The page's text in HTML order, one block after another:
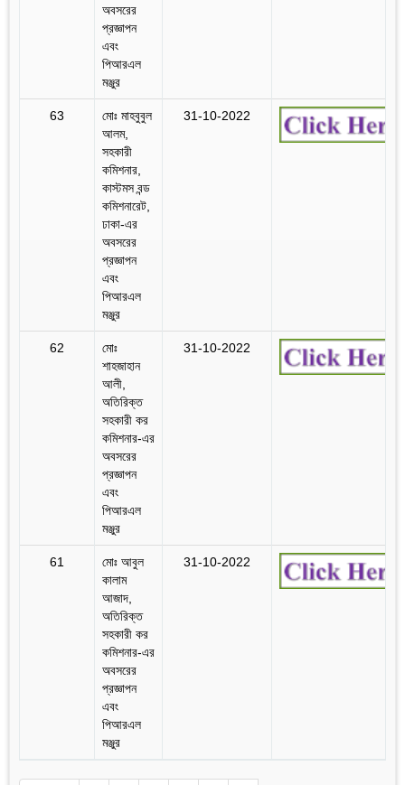
অবসরের
প্রজ্ঞাপন
এবং
পিআরএল
মঞ্জুর
63
মোঃ মাহবুবুল
আলম,
সহকারী
কমিশনার,
কাস্টমস বন্ড
কমিশনারেট,
ঢাকা-এর
অবসরের
প্রজ্ঞাপন
এবং
পিআরএল
মঞ্জুর
31-10-2022
62
মোঃ
শাহজাহান
আলী,
অতিরিক্ত
সহকারী কর
কমিশনার-এর
অবসরের
প্রজ্ঞাপন
এবং
পিআরএল
মঞ্জুর
31-10-2022
61
মোঃ আবুল
কালাম
আজাদ,
অতিরিক্ত
সহকারী কর
কমিশনার-এর
অবসরের
প্রজ্ঞাপন
এবং
পিআরএল
মঞ্জুর
31-10-2022